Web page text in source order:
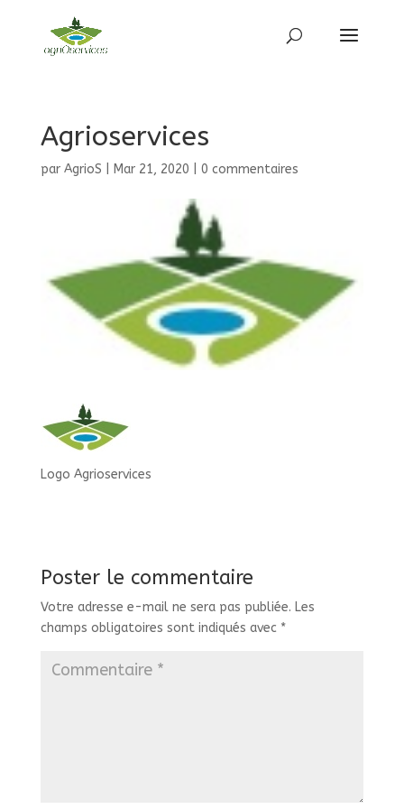
Agrioservices
par AgrioS Mar 21, 2020 0 commentaires
Logo Agrioservices
Poster le commentaire
Votre adresse e-mail ne sera pas publiée. Les
champs obligatoires sont indiqués avec *